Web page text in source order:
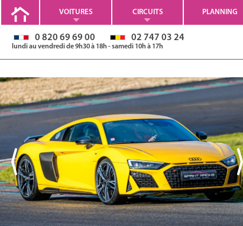
VOITURES CIRCUITS PLANNING
0 820 69 69 00 02 747 03 24
lundi au vendredi de 9h30 à 18h - samedi 10h à 17h